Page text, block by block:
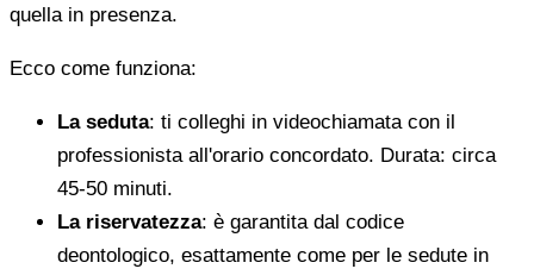
quella in presenza.
Ecco come funziona:
La seduta: ti colleghi in videochiamata con il
professionista all'orario concordato. Durata: circa
45-50 minuti.
La riservatezza: è garantita dal codice
deontologico, esattamente come per le sedute in